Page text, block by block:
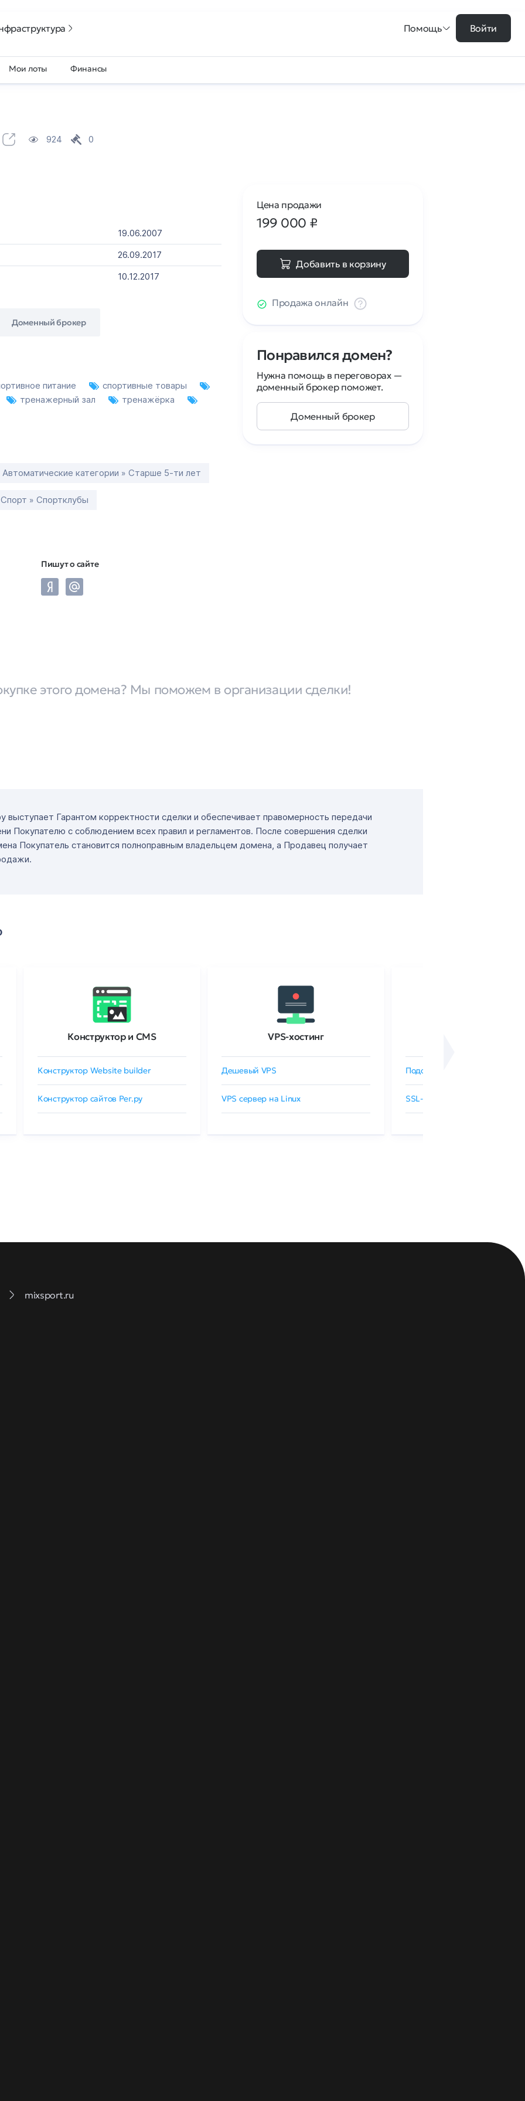
Помощь Войти
Мои лоты Финансы
924 0
19.06.2007
26.09.2017
10.12.2017
Доменный брокер
питание
спортивные товары
тренажерный зал
тренажёрка
Автоматические категории » Старше 5-ти лет
Спорт » Спортклубы
Пишут о сайте
Цена продажи
199 000 ₽
Добавить в корзину
Продажа онлайн
Понравился домен?
Нужна помощь в переговорах —
доменный брокер поможет.
Доменный брокер
этого домена? Мы поможем в организации сделки!
выступает Гарантом корректности сделки и обеспечивает правомерность передачи
Покупателю с соблюдением всех правил и регламентов. После совершения сделки
Покупатель становится полноправным владельцем домена, а Продавец получает
Конструктор и CMS
Конструктор Website builder
Конструктор сайтов Рег.ру
VPS-хостинг
Дешевый VPS
VPS сервер на Linux
Подобрать SSL-сертификат
SSL-сертификаты GlobalSign
mixsport.ru